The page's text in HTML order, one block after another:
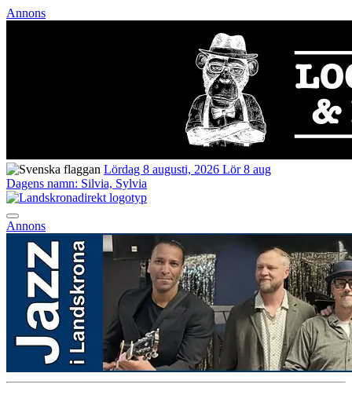
Annons
Lördag 8 augusti, 2026 Lör 8 aug
Dagens namn: Silvia, Sylvia
Annons